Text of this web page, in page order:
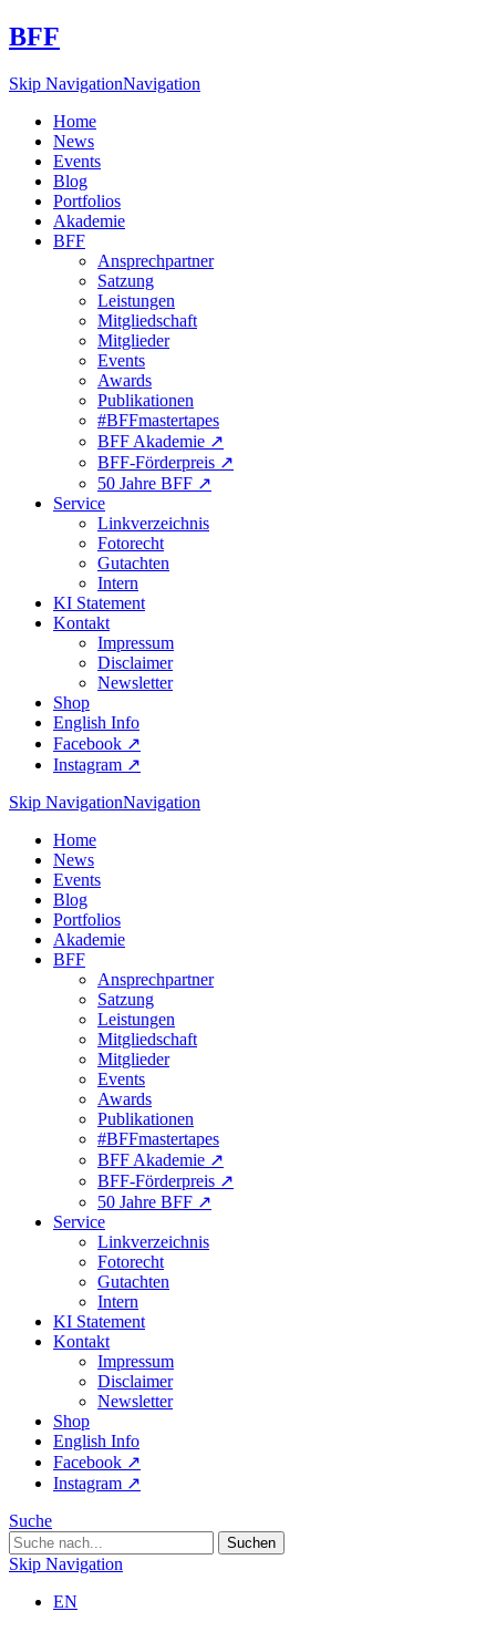
BFF
Skip NavigationNavigation
Home
News
Events
Blog
Portfolios
Akademie
BFF
Ansprechpartner
Satzung
Leistungen
Mitgliedschaft
Mitglieder
Events
Awards
Publikationen
#BFFmastertapes
BFF Akademie ↗︎
BFF-Förderpreis ↗︎
50 Jahre BFF ↗︎
Service
Linkverzeichnis
Fotorecht
Gutachten
Intern
KI Statement
Kontakt
Impressum
Disclaimer
Newsletter
Shop
English Info
Facebook ↗︎
Instagram ↗︎
Skip NavigationNavigation
Home
News
Events
Blog
Portfolios
Akademie
BFF
Ansprechpartner
Satzung
Leistungen
Mitgliedschaft
Mitglieder
Events
Awards
Publikationen
#BFFmastertapes
BFF Akademie ↗︎
BFF-Förderpreis ↗︎
50 Jahre BFF ↗︎
Service
Linkverzeichnis
Fotorecht
Gutachten
Intern
KI Statement
Kontakt
Impressum
Disclaimer
Newsletter
Shop
English Info
Facebook ↗︎
Instagram ↗︎
Suche
Skip Navigation
EN